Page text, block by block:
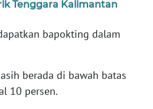
Tenggara Kalimantan
bapokting dalam
berada di bawah batas
10 persen.